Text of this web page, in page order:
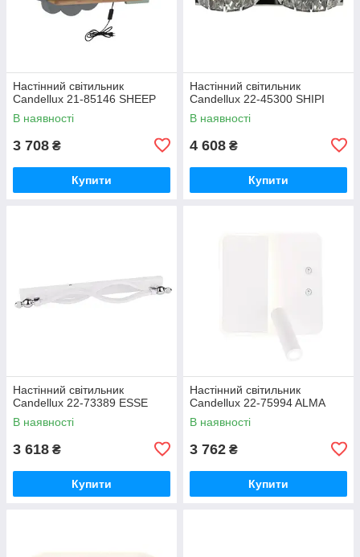
Настінний світильник
Candellux 21-85146 SHEEP
В наявності
3 708 ₴
Купити
Настінний світильник
Candellux 22-45300 SHIPI
В наявності
4 608 ₴
Купити
Настінний світильник
Candellux 22-73389 ESSE
В наявності
3 618 ₴
Купити
Настінний світильник
Candellux 22-75994 ALMA
В наявності
3 762 ₴
Купити